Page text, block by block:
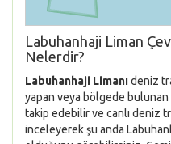
Labuhanhaji Liman
Nelerdir?
Labuhanhaji Limanıdeniz
yapan veya bölgede
takip edebilir ve canlı deniz
inceleyerek şu anda